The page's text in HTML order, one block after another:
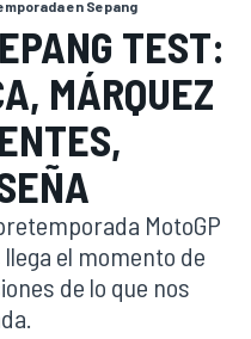
en Sepang
TEST:
MÁRQUEZ
MotoGP
el momento de
de lo que nos